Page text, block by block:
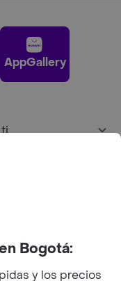
AppGallery
Bogotá:
y los precios